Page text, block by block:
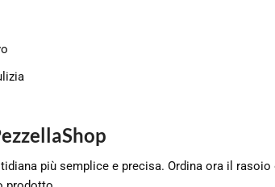
più semplice e precisa. Ordina ora il